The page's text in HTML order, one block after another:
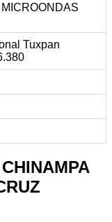
Tuxpan